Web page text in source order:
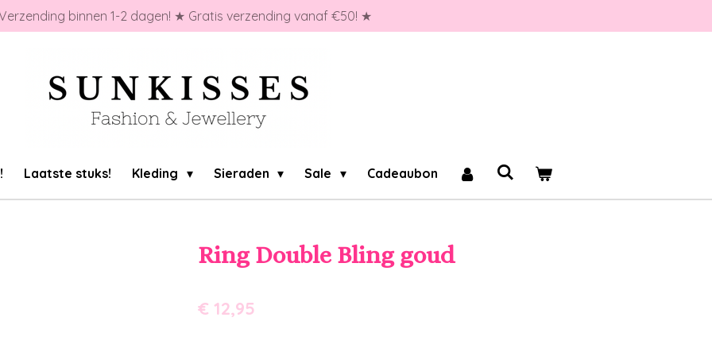
binnen 1-2 dagen! ★ Gratis verzending vanaf €50! ★
Laatste stuks! Kleding Sieraden Sale Cadeaubon
Ring Double Bling goud
€ 12,95